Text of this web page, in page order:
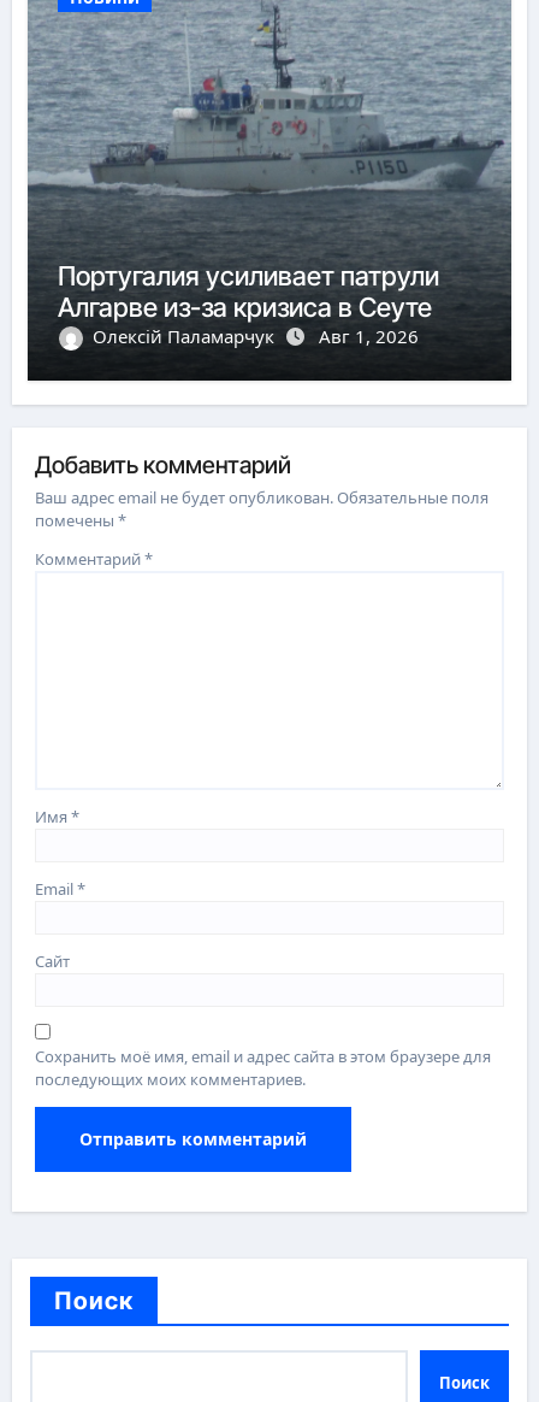
Португалия усиливает патрули
Алгарве из-за кризиса в Сеуте
Олексій Паламарчук Авг 1, 2026
Добавить комментарий
Ваш адрес email не будет опубликован.Обязательные поля
помечены*
Комментарий*
Имя*
Email*
Сайт
Сохранить моё имя, email и адрес сайта в этом браузере для
последующих моих комментариев.
Поиск
Поиск